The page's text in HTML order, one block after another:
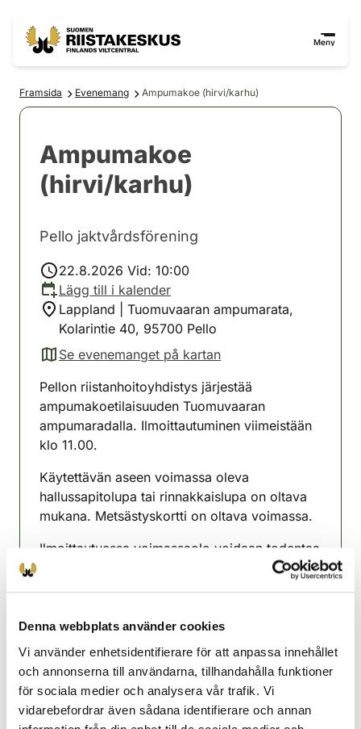
Denna webbplats använder cookies
Vi använder enhetsidentifierare för att anpassa innehållet
och annonserna till användarna, tillhandahålla funktioner
för sociala medier och analysera vår trafik. Vi
vidarebefordrar även sådana identifierare och annan
Meny
Framsida Evenemang Ampumakoe (hirvi/karhu)
Ampumakoe
(hirvi/karhu)
Pello jaktvårdsförening
22.8.2026 Vid: 10:00
Lägg till i kalender
Lappland | Tuomuvaaran ampumarata,
Kolarintie 40, 95700 Pello
Se evenemanget på kartan
(avautuu uuteen välilehteen)
Pellon riistanhoitoyhdistys järjestää
ampumakoetilaisuuden Tuomuvaaran
ampumaradalla. Ilmoittautuminen viimeistään
klo 11.00.
Käytettävän aseen voimassa oleva
hallussapitolupa tai rinnakkaislupa on oltava
mukana. Metsästyskortti on oltava voimassa.
Ilmoittautuessa voimassaolo voidaan todentaa
metsästäjänumeron, metsästyskortin QR-
Varaudu henkilöllisyytesi tarkastamiseen.
Käteismaksu/Omariista-maksu
Pello jaktvårdsförening
Lappland